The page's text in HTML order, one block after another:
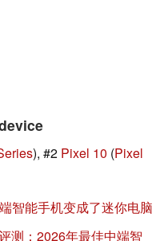
), #2 Pixel 10 (Pixel
智能手机变成了迷你电脑
测：2026年最佳中端智